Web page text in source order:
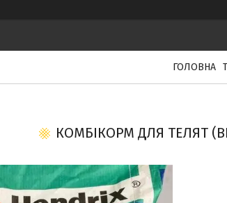
ГОЛОВНА
КОМБІКОРМ ДЛЯ ТЕЛЯТ